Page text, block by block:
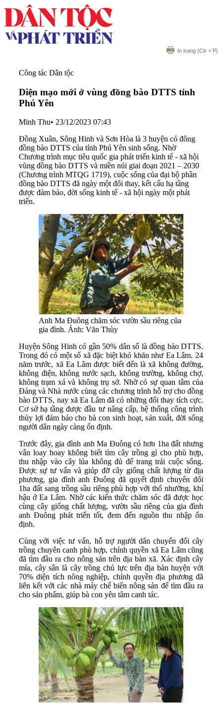
In trang (Ctr + P)
Công tác Dân tộc
Diện mạo mới ở vùng đồng bào DTTS tỉnh
Phú Yên
Minh Thu• 23/12/2023 07:43
Đồng Xuân, Sông Hinh và Sơn Hòa là 3 huyện có đông
đồng bào DTTS của tỉnh Phú Yên sinh sống. Nhờ
Chương trình mục tiêu quốc gia phát triển kinh tế - xã hội
vùng đồng bào DTTS và miền núi giai đoạn 2021 – 2030
(Chương trình MTQG 1719), cuộc sống của đại bộ phần
đồng bào DTTS đã ngày một đổi thay, kết cấu hạ tầng
được đảm bảo, đời sống kinh tế - xã hội ngày một phát
triển.
Anh Ma Đuông chăm sóc vườn sầu riêng của
gia đình. Ảnh: Văn Thùy
Huyện Sông Hinh có gần 50% dân số là đồng bào DTTS.
Trong đó có một số xã đặc biệt khó khăn như Ea Lâm. 24
năm trước, xã Ea Lâm được biết đến là xã không đường,
không điện, không nước sạch, không trường, không chợ,
không trạm xá và không trụ sở. Nhờ có sự quan tâm của
Đảng và Nhà nước cùng các chương trình hỗ trợ cho đồng
bào DTTS, nay xã Ea Lâm đã có những đổi thay tích cực.
Cơ sở hạ tầng được đầu tư nâng cấp, hệ thống công trình
thủy lợi đảm bảo cho bà con sinh hoạt, sản xuất, đời sống
người dân ngày càng ổn định.
Trước đây, gia đình anh Ma Đuông có hơn 1ha đất nhưng
vẫn loay hoay không biết tìm cây trồng gì cho phù hợp,
thu nhập vào cây lúa không đủ để trang trải cuộc sống.
Được sự tư vấn và giúp đỡ cây giống chất lượng từ địa
phương, gia đình anh Đuông đã quyết định chuyển đổi
1ha đất sang trồng sầu riêng phù hợp với thổ nhưỡng, khí
hậu ở Ea Lâm. Nhờ các kiến thức chăm sóc đã được học
cùng cây giống chất lượng, vườn sầu riêng của gia đình
anh Đuông phát triển tốt, đem đến nguồn thu nhập ổn
định.
Cùng với việc tư vấn, hỗ trợ người dân chuyển đổi cây
trồng chuyên canh phù hợp, chính quyền xã Ea Lâm cũng
đã tìm đầu ra cho nông sản trên địa bàn xã. Xác định cây
mía, cây sắn là cây trồng chủ lực trên địa bàn huyện với
70% diện tích nông nghiệp, chính quyền địa phương đã
liên kết với các nhà máy chế biến nông sản để tìm đầu ra
cho sản phẩm, giúp bà con yên tâm canh tác.